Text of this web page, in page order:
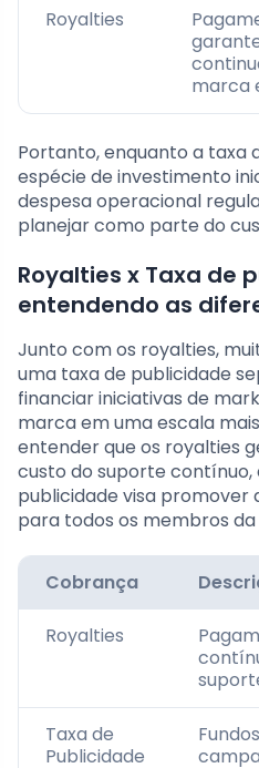
Royalties
marca
Portanto, enquanto a taxa
espécie de investimento
despesa operacional
planejar como parte do
Royalties x Taxa de
entendendo as
Junto com os royalties,
uma taxa de publicidade
financiar iniciativas de
marca em uma escala
entender que os royalties
custo do suporte contínuo,
publicidade visa
para todos os membros da
Cobrança
Royalties
Taxa de
Publicidade